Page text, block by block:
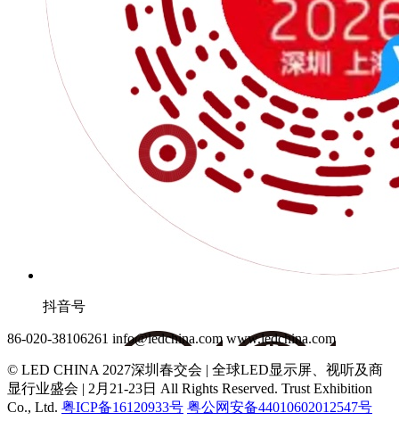
抖音号
86-020-38106261 info@ledchina.com www.ledchina.com
© LED CHINA 2027深圳春交会 | 全球LED显示屏、视听及商
显行业盛会 | 2月21-23日 All Rights Reserved. Trust Exhibition
Co., Ltd. 粤ICP备16120933号 粤公网安备44010602012547号